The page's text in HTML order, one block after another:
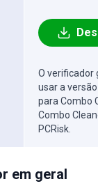
O verificador
usar a
para Combo
Combo
PCRisk.
em geral